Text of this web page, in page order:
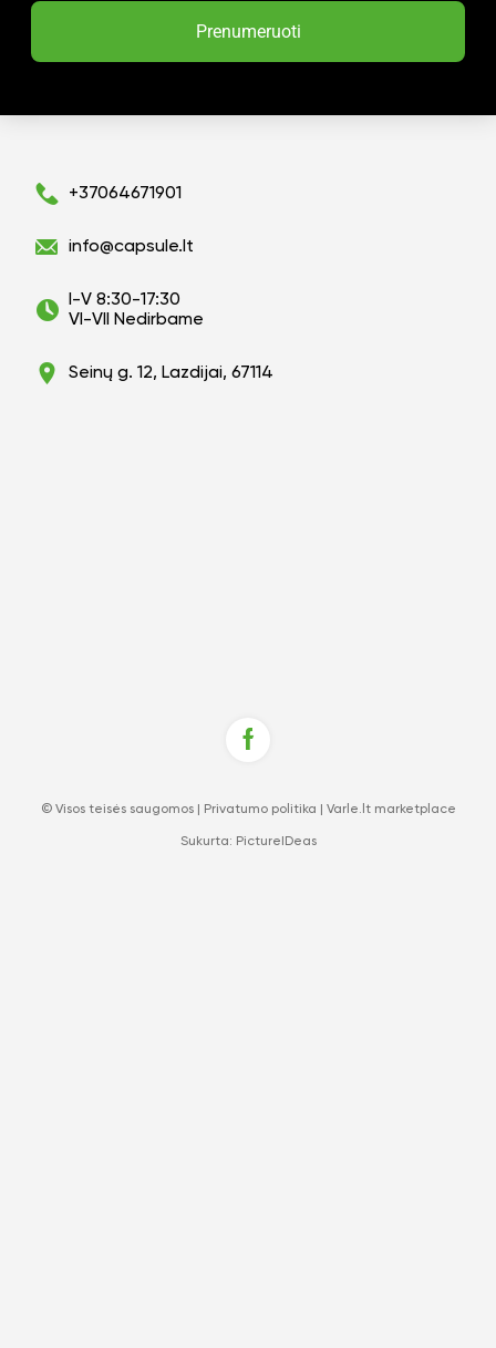
Prenumeruoti
+37064671901
info@capsule.lt
I-V 8:30-17:30
VI-VII Nedirbame
Seinų g. 12, Lazdijai, 67114
© Visos teisės saugomos | Privatumo politika Varle.lt marketplace
Sukurta: PictureIDeas